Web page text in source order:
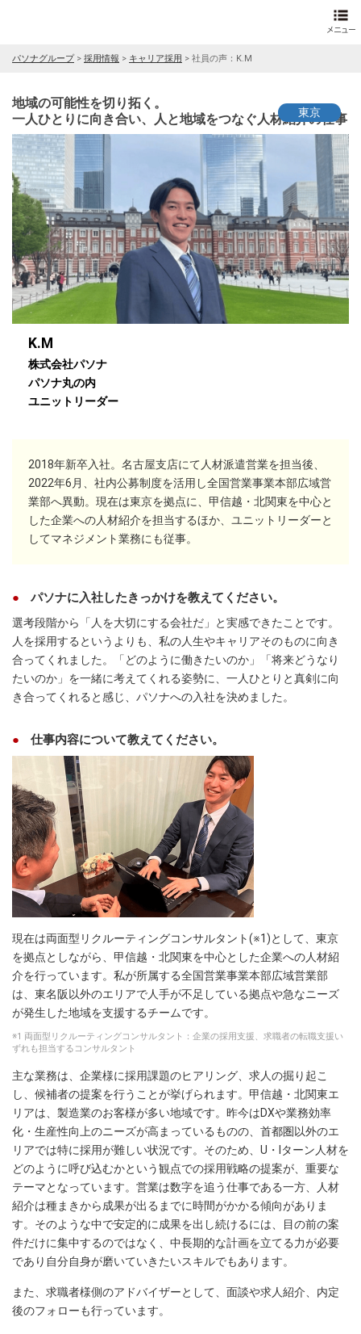
パソナグループ> 採用情報 > キャリア採用 > 社員の声：K.M
地域の可能性を切り拓く。
一人ひとりに向き合い、人と地域をつなぐ人材紹介の仕事
東京
K.M
株式会社パソナ
パソナ丸の内
ユニットリーダー
2018年新卒入社。名古屋支店にて人材派遣営業を担当後、
2022年6月、社内公募制度を活用し全国営業事業本部広域営
業部へ異動。現在は東京を拠点に、甲信越・北関東を中心と
した企業への人材紹介を担当するほか、ユニットリーダーと
してマネジメント業務にも従事。
パソナに入社したきっかけを教えてください。
選考段階から「人を大切にする会社だ」と実感できたことです。
人を採用するというよりも、私の人生やキャリアそのものに向き
合ってくれました。「どのように働きたいのか」「将来どうなり
たいのか」を一緒に考えてくれる姿勢に、一人ひとりと真剣に向
き合ってくれると感じ、パソナへの入社を決めました。
仕事内容について教えてください。
現在は両面型リクルーティングコンサルタント(※1)として、東京
を拠点としながら、甲信越・北関東を中心とした企業への人材紹
介を行っています。私が所属する全国営業事業本部広域営業部
は、東名阪以外のエリアで人手が不足している拠点や急なニーズ
が発生した地域を支援するチームです。
※1 両面型リクルーティングコンサルタント：企業の採用支援、求職者の転職支援い
ずれも担当するコンサルタント
主な業務は、企業様に採用課題のヒアリング、求人の掘り起こ
し、候補者の提案を行うことが挙げられます。甲信越・北関東エ
リアは、製造業のお客様が多い地域です。昨今はDXや業務効率
化・生産性向上のニーズが高まっているものの、首都圏以外のエ
リアでは特に採用が難しい状況です。そのため、U・Iターン人材を
どのように呼び込むかという観点での採用戦略の提案が、重要な
テーマとなっています。営業は数字を追う仕事である一方、人材
紹介は種まきから成果が出るまでに時間がかかる傾向がありま
す。そのような中で安定的に成果を出し続けるには、目の前の案
件だけに集中するのではなく、中長期的な計画を立てる力が必要
であり自分自身が磨いていきたいスキルでもあります。
また、求職者様側のアドバイザーとして、面談や求人紹介、内定
後のフォローも行っています。